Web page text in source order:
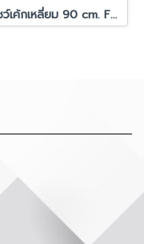
ตู้แช่โชว์เค้กเหลี่ยม 90 cm. FRESHER รุ่น FR-900S